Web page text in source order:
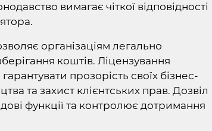
вимагає чіткої відповідності
організаціям легально
коштів. Ліцензування
прозорість своїх бізнес-
та захист клієнтських прав. Дозвіл
функції та контролює дотримання